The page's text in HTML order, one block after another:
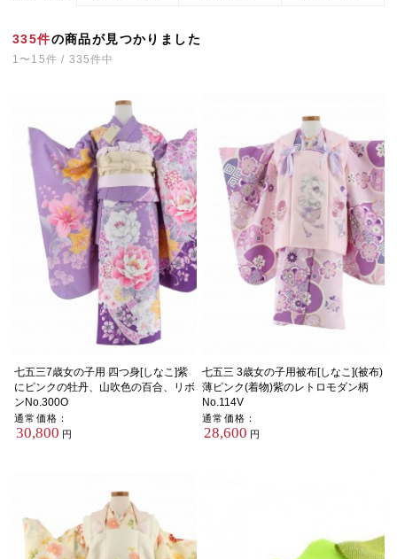
335件の商品が見つかりました
1〜15件 / 335件中
七五三7歳女の子用 四つ身[しなこ]紫
にピンクの牡丹、山吹色の百合、リボ
ンNo.300O
通常価格：
30,800 円
七五三 3歳女の子用被布[しなこ](被布)
薄ピンク(着物)紫のレトロモダン柄
No.114V
通常価格：
28,600 円